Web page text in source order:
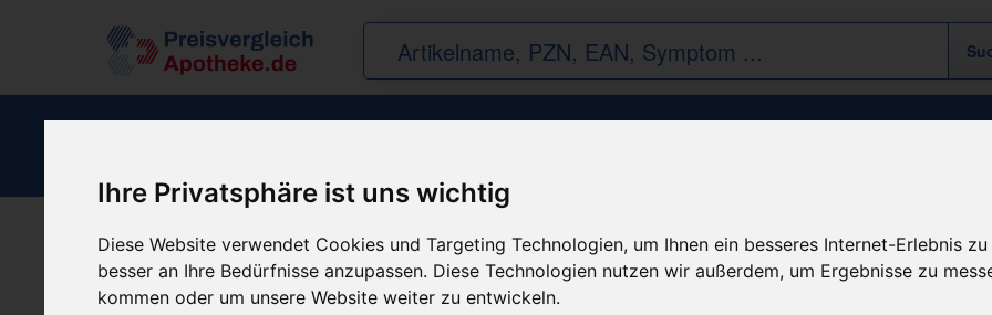
Ihre Privatsphäre ist uns wichtig
Diese Website verwendet Cookies und Targeting Technologien, um Ihnen ein besseres Internet-Erlebnis
besser an Ihre Bedürfnisse anzupassen. Diese Technologien nutzen wir außerdem, um Ergebnisse zu
kommen oder um unsere Website weiter zu entwickeln.
Produkt empfehlen